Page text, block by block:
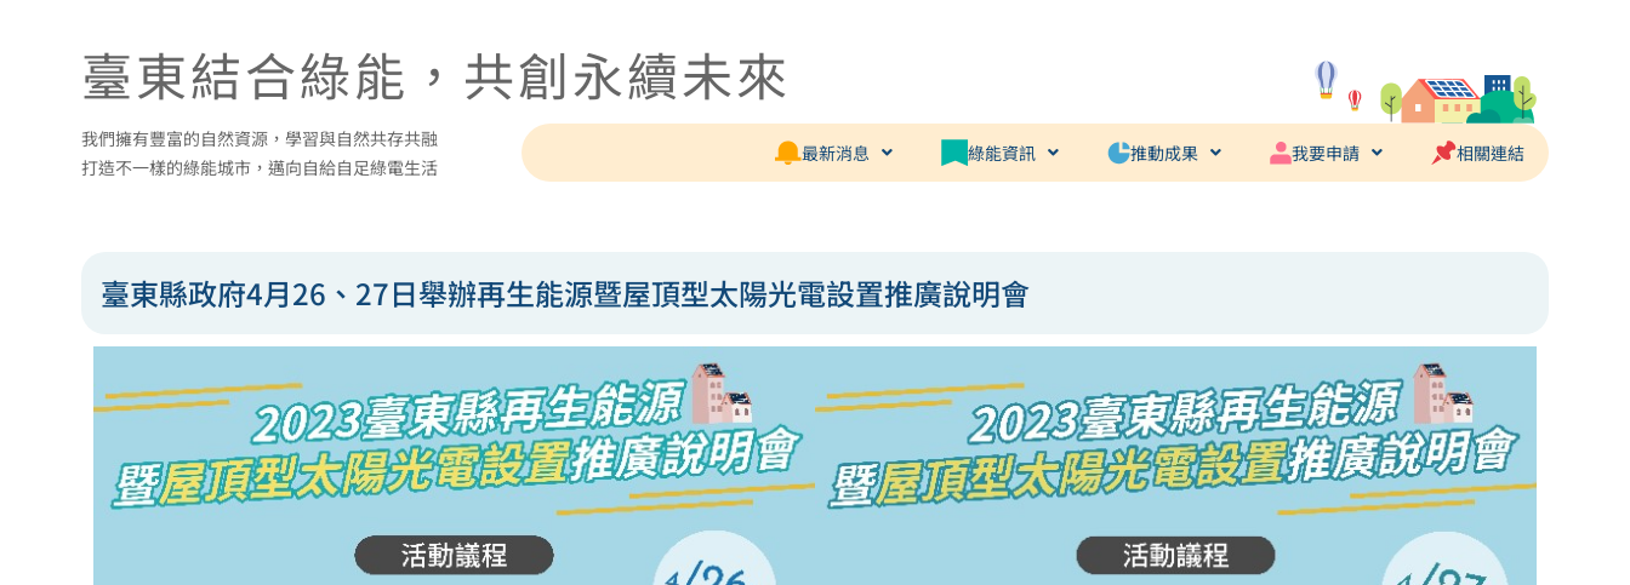
臺東結合綠能，共創永續未來
我們擁有豐富的自然資源，學習與自然共存共融
打造不一樣的綠能城市，邁向自給自足綠電生活
最新消息 綠能資訊 推動成果 我要申請 相關連結
臺東縣政府4月26、27日舉辦再生能源暨屋頂型太陽光電設置推廣說明會